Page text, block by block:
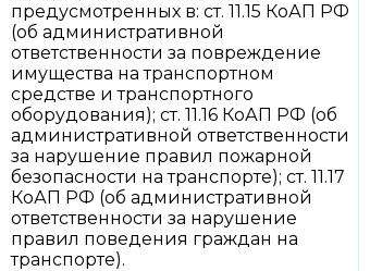
предусмотренных в: ст. 11.15 КоАП РФ
(об административной
ответственности за повреждение
имущества на транспортном
средстве и транспортного
оборудования); ст. 11.16 КоАП РФ (об
административной ответственности
за нарушение правил пожарной
безопасности на транспорте); ст. 11.17
КоАП РФ (об административной
ответственности за нарушение
правил поведения граждан на
транспорте).